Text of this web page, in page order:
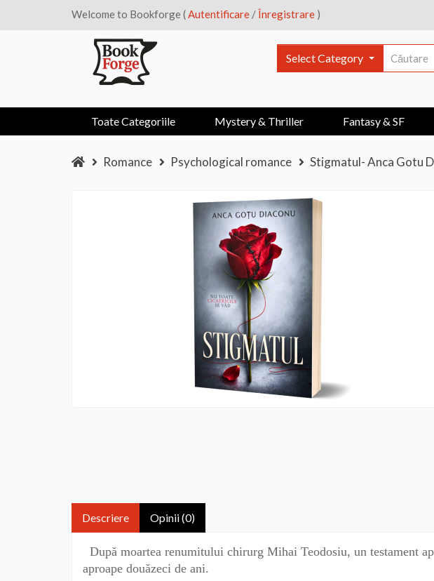
Welcome to Bookforge (Autentificare /Înregistrare )
Select Category
Toate Categoriile Mystery & Thriller Fantasy & SF
Romance Psychological romance Stigmatul- Anca Gotu
Descriere Opinii (0)
După moartea renumitului chirurg Mihai Teodosiu, un testament
aproape douăzeci de ani.